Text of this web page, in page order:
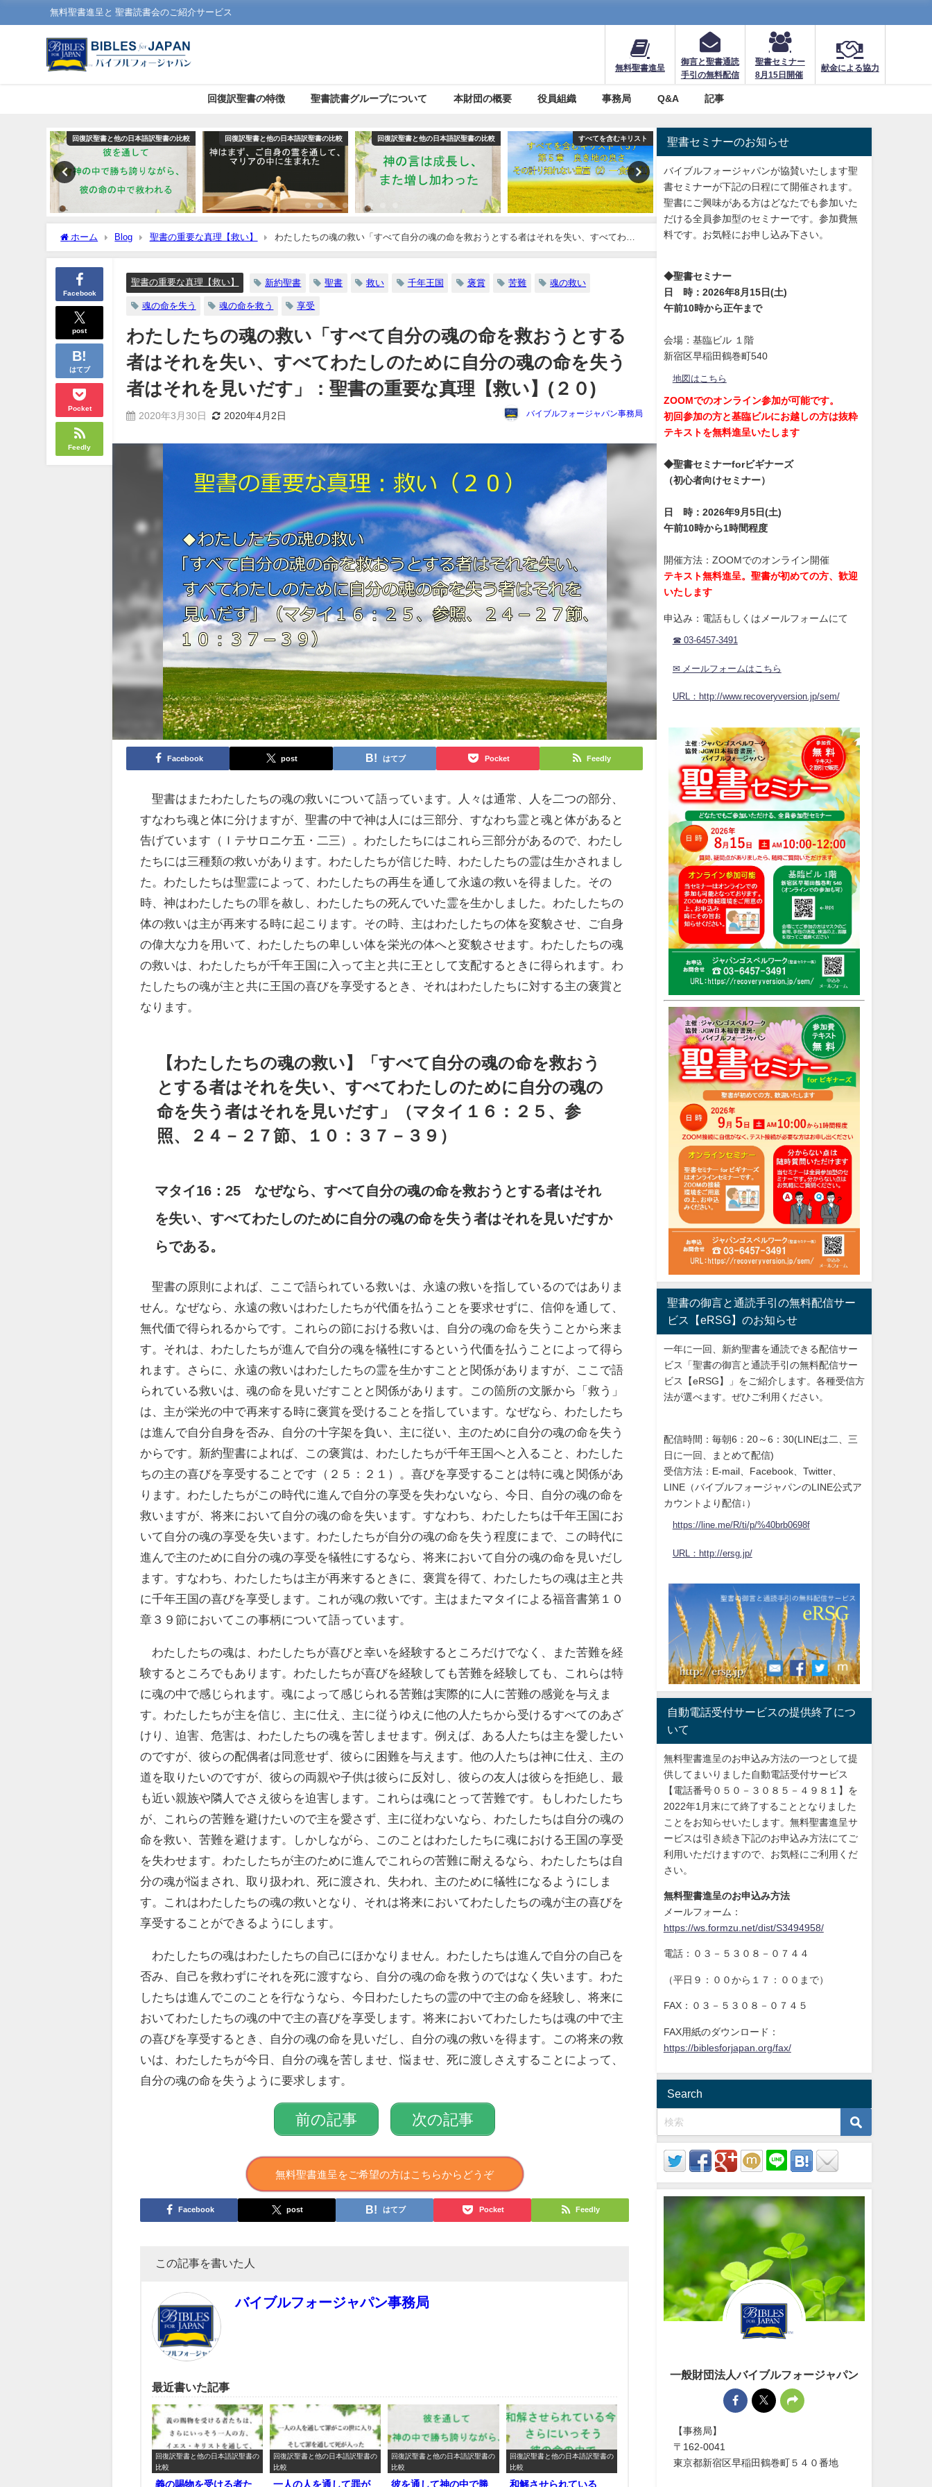
無料聖書進呈と 聖書読書会のご紹介サービス
無料聖書進呈
御言と聖書通読
手引の無料配信
聖書セミナー
8月15日開催
献金による協力
回復訳聖書の特徴 聖書読書グループについて 本財団の概要 役員組織 事務局 Q&A 記事
語訳聖書の比較 回復訳聖書と他の日本語訳聖書の比較 回復訳聖書と他の日本語訳聖書の比較 すべてを含むキリスト 回復訳聖書と他の日本語訳聖書の比較 聖書の重要な真理【永遠の命】
ホーム Blog 聖書の重要な真理【救い】
わたしたちの魂の救い「すべて自分の魂の命を救おうとする者はそれを失い、すべてわた
しのために自分の魂の命を失う者はそれを見いだす」：聖書の重要な真理【救い】(２０)
Facebook
post
はてブ
Pocket
Feedly
聖書の重要な真理【救い】 新約聖書 聖書 救い 千年王国 褒賞 苦難 魂の救い
魂の命を失う 魂の命を救う 享受
わたしたちの魂の救い「すべて自分の魂の命を救おうとする
者はそれを失い、すべてわたしのために自分の魂の命を失う
者はそれを見いだす」：聖書の重要な真理【救い】(２０)
2020年3月30日 2020年4月2日 バイブルフォージャパン事務局
Facebook post はてブ Pocket Feedly
聖書はまたわたしたちの魂の救いについて語っています。人々は通常、人を二つの部分、
すなわち魂と体に分けますが、聖書の中で神は人には三部分、すなわち霊と魂と体があると
告げています（Ｉテサロニケ五・二三）。わたしたちにはこれら三部分があるので、わたし
たちには三種類の救いがあります。わたしたちが信じた時、わたしたちの霊は生かされまし
た。わたしたちは聖霊によって、わたしたちの再生を通して永遠の救いを得ました。その
時、神はわたしたちの罪を赦し、わたしたちの死んでいた霊を生かしました。わたしたちの
体の救いは主が再来する時に起こります。その時、主はわたしたちの体を変貌させ、ご自身
の偉大な力を用いて、わたしたちの卑しい体を栄光の体へと変貌させます。わたしたちの魂
の救いは、わたしたちが千年王国に入って主と共に王として支配するときに得られます。わ
たしたちの魂が主と共に王国の喜びを享受するとき、それはわたしたちに対する主の褒賞と
なります。
【わたしたちの魂の救い】「すべて自分の魂の命を救おう
とする者はそれを失い、すべてわたしのために自分の魂の
命を失う者はそれを見いだす」（マタイ１６：２５、参
照、２４－２７節、１０：３７－３９）
マタイ16：25 なぜなら、すべて自分の魂の命を救おうとする者はそれ
を失い、すべてわたしのために自分の魂の命を失う者はそれを見いだすか
らである。
聖書の原則によれば、ここで語られている救いは、永遠の救いを指しているのではありま
せん。なぜなら、永遠の救いはわたしたちが代価を払うことを要求せずに、信仰を通して、
無代価で得られるからです。これらの節における救いは、自分の魂の命を失うことから来ま
す。それは、わたしたちが進んで自分の魂を犠牲にするという代価を払うことによって得ら
れます。さらに、永遠の救いはわたしたちの霊を生かすことと関係がありますが、ここで語
られている救いは、魂の命を見いだすことと関係があります。この箇所の文脈から「救う」
は、主が栄光の中で再来する時に褒賞を受けることを指しています。なぜなら、わたしたち
は進んで自分自身を否み、自分の十字架を負い、主に従い、主のために自分の魂の命を失う
からです。新約聖書によれば、この褒賞は、わたしたちが千年王国へと入ること、わたした
ちの主の喜びを享受することです（２５：２１）。喜びを享受することは特に魂と関係があ
ります。わたしたちがこの時代に進んで自分の享受を失わないなら、今日、自分の魂の命を
救いますが、将来において自分の魂の命を失います。すなわち、わたしたちは千年王国にお
いて自分の魂の享受を失います。わたしたちが自分の魂の命を失う程度にまで、この時代に
進んで主のために自分の魂の享受を犠牲にするなら、将来において自分の魂の命を見いだし
ます。すなわち、わたしたちは主が再来するときに、褒賞を得て、わたしたちの魂は主と共
に千年王国の喜びを享受します。これが魂の救いです。主はまたマタイによる福音書第１０
章３９節においてこの事柄について語っています。
わたしたちの魂は、わたしたちが喜びと幸いを経験するところだけでなく、また苦難を経
験するところでもあります。わたしたちが喜びを経験しても苦難を経験しても、これらは特
に魂の中で感じられます。魂によって感じられる苦難は実際的に人に苦難の感覚を与えま
す。わたしたちが主を信じ、主に仕え、主に従うゆえに他の人たちから受けるすべてのあざ
けり、迫害、危害は、わたしたちの魂を苦しませます。例えば、ある人たちは主を愛したい
のですが、彼らの配偶者は同意せず、彼らに困難を与えます。他の人たちは神に仕え、主の
道を取りたいのですが、彼らの両親や子供は彼らに反対し、彼らの友人は彼らを拒絶し、最
も近い親族や隣人でさえ彼らを迫害します。これらは魂にとって苦難です。もしわたしたち
が、これらの苦難を避けたいので主を愛さず、主に従わないなら、わたしたちは自分の魂の
命を救い、苦難を避けます。しかしながら、このことはわたしたちに魂における王国の享受
を失わせます。わたしたちが主のために進んでこれらの苦難に耐えるなら、わたしたちは自
分の魂が悩まされ、取り扱われ、死に渡され、失われ、主のために犠牲になるようにしま
す。これはわたしたちの魂の救いとなり、それは将来においてわたしたちの魂が主の喜びを
享受することができるようにします。
わたしたちの魂はわたしたちの自己にほかなりません。わたしたちは進んで自分の自己を
否み、自己を救わずにそれを死に渡すなら、自分の魂の命を救うのではなく失います。わた
したちは進んでこのことを行なうなら、今日わたしたちの霊の中で主の命を経験し、将来に
おいてわたしたちの魂の中で主の喜びを享受します。将来においてわたしたちは魂の中で主
の喜びを享受するとき、自分の魂の命を見いだし、自分の魂の救いを得ます。この将来の救
いは、わたしたちが今日、自分の魂を苦しませ、悩ませ、死に渡しさえすることによって、
自分の魂の命を失うように要求します。
前の記事 次の記事
無料聖書進呈をご希望の方はこちらからどうぞ
Facebook post はてブ Pocket Feedly
この記事を書いた人
バイブルフォージャパン事務局
最近書いた記事
回復訳聖書と他の日本語訳聖書の
比較
義の賜物を受ける者た
回復訳聖書と他の日本語訳聖書の
比較
一人の人を通して罪が
回復訳聖書と他の日本語訳聖書の
比較
彼を通して神の中で勝
回復訳聖書と他の日本語訳聖書の
比較
和解させられている
聖書セミナーのお知らせ
バイブルフォージャパンが協賛いたします聖
書セミナーが下記の日程にて開催されます。
聖書にご興味がある方はどなたでも参加いた
だける全員参加型のセミナーです。参加費無
料です。お気軽にお申し込み下さい。
◆聖書セミナー
日 時：2026年8月15日(土)
午前10時から正午まで
会場：基臨ビル １階
新宿区早稲田鶴巻町540
地図はこちら
ZOOMでのオンライン参加が可能です。
初回参加の方と基臨ビルにお越しの方は抜粋
テキストを無料進呈いたします
◆聖書セミナーforビギナーズ
（初心者向けセミナー）
日 時：2026年9月5日(土)
午前10時から1時間程度
開催方法：ZOOMでのオンライン開催
テキスト無料進呈。聖書が初めての方、歓迎
いたします
申込み：電話もしくはメールフォームにて
☎ 03-6457-3491
✉ メールフォームはこちら
URL：http://www.recoveryversion.jp/sem/
聖書の御言と通読手引の無料配信サー
ビス【eRSG】のお知らせ
一年に一回、新約聖書を通読できる配信サー
ビス「聖書の御言と通読手引の無料配信サー
ビス【eRSG】」をご紹介します。各種受信方
法が選べます。ぜひご利用ください。
配信時間：毎朝6：20～6：30(LINEは二、三
日に一回、まとめて配信)
受信方法：E-mail、Facebook、Twitter、
LINE（バイブルフォージャパンのLINE公式ア
カウントより配信↓）
https://line.me/R/ti/p/%40brb0698f
URL：http://ersg.jp/
自動電話受付サービスの提供終了につ
いて
無料聖書進呈のお申込み方法の一つとして提
供してまいりました自動電話受付サービス
【電話番号０５０－３０８５－４９８１】を
2022年1月末にて終了することとなりました
ことをお知らせいたします。無料聖書進呈サ
ービスは引き続き下記のお申込み方法にてご
利用いただけますので、お気軽にご利用くだ
さい。
無料聖書進呈のお申込み方法
メールフォーム：
https://ws.formzu.net/dist/S3494958/
電話：０３－５３０８－０７４４
（平日９：００から１７：００まで）
FAX：０３－５３０８－０７４５
FAX用紙のダウンロード：
https://biblesforjapan.org/fax/
Search
一般財団法人バイブルフォージャパン
【事務局】
〒162-0041
東京都新宿区早稲田鶴巻町５４０番地